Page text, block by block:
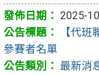
2025-
【代
參賽者名單
最新消